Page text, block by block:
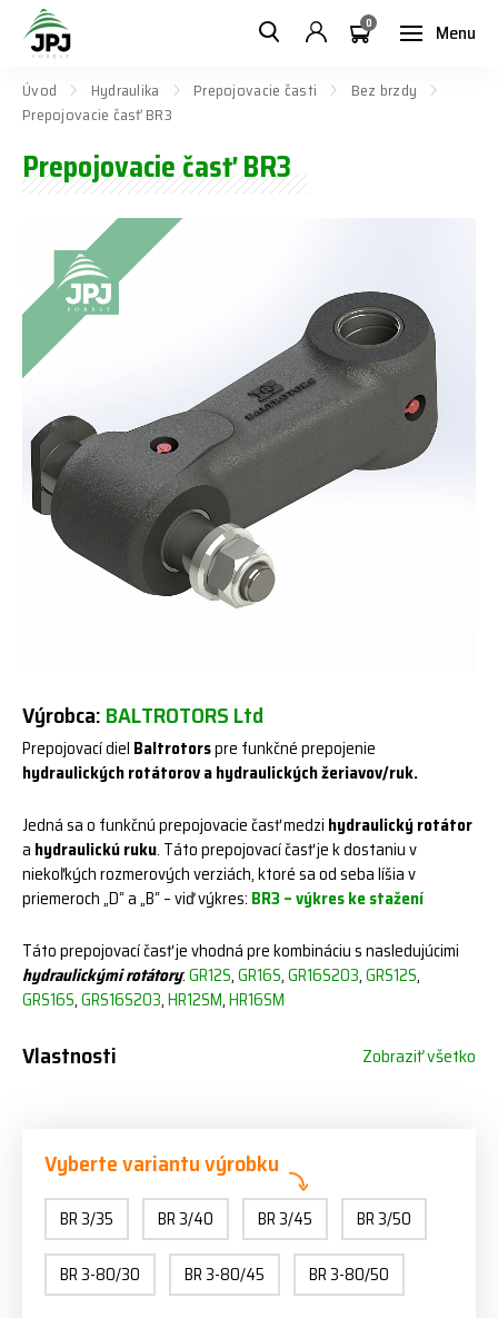
Menu
0
Úvod Hydraulika Prepojovacie časti
Bez brzdy
Prepojovacie časť BR3
Prepojovacie časť BR3
Výrobca:BALTROTORS Ltd
Prepojovací diel Baltrotorspre funkčné prepojenie
hydraulických rotátorov a hydraulických žeriavov/ruk.
Jedná sa o funkčnú prepojovacie časť medzi hydraulický rotátor
a hydraulickú ruku. Táto prepojovací časť je k dostaniu v
niekoľkých rozmerových verziách, ktoré sa od seba líšia v
priemeroch „D“ a „B“ – viď výkres: BR3 – výkres ke stažení
Táto prepojovací časť je vhodná pre kombináciu s nasledujúcimi
hydraulickými rotátory:GR12S,GR16S,GR16S203,GRS12S,
GRS16S,GRS16S203,HR12SM,HR16SM
Vlastnosti Zobraziť všetko
Vyberte variantu výrobku
BR 3/35 BR 3/40 BR 3/45 BR 3/50
BR 3-80/30 BR 3-80/45 BR 3-80/50